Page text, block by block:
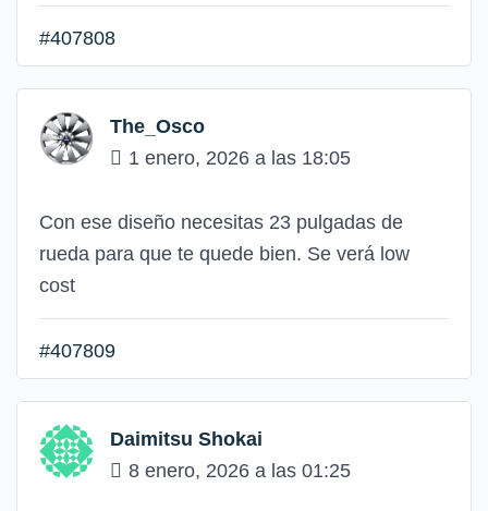
#407808
The_Osco
1 enero, 2026 a las 18:05
Con ese diseño necesitas 23 pulgadas de
rueda para que te quede bien. Se verá low
cost
#407809
Daimitsu Shokai
8 enero, 2026 a las 01:25